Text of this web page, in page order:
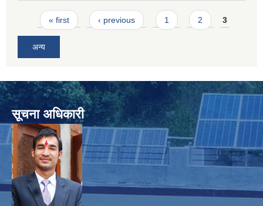
Pages
« first ‹ previous 1 2 3
अन्य
सूचना अधिकारी